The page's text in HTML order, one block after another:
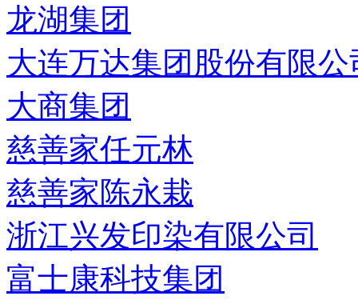
龙湖集团
大连万达集团股份有限公
大商集团
慈善家任元林
慈善家陈永栽
浙江兴发印染有限公司
富士康科技集团